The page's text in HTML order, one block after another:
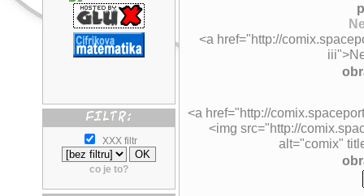
XXX filtr
co je to?
<a href="http://
<a href="http://
<img src="http://
alt="comix"